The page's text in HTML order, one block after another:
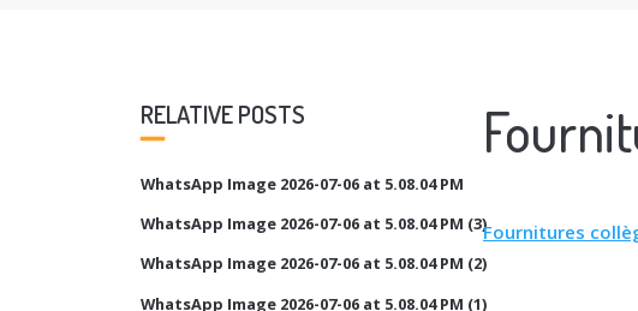
RELATIVE POSTS
WhatsApp Image 2026-07-06 at 5.08.04 PM
WhatsApp Image 2026-07-06 at 5.08.04 PM (3)
WhatsApp Image 2026-07-06 at 5.08.04 PM (2)
WhatsApp Image 2026-07-06 at 5.08.04 PM (1)
Fournitures